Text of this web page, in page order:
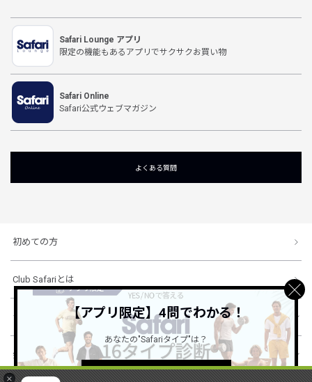
×
Safari Lounge アプリ
限定の機能もあるアプリでサクサクお買い物
Safari Online
Safari公式ウェブマガジン
よくある質問
初めての方
Club Safariとは
ショッピングガイド
会社概要・規約
【アプリ限定】4問でわかる！
あなたの"Safariタイプ"は？
詳しくはこちら ＞